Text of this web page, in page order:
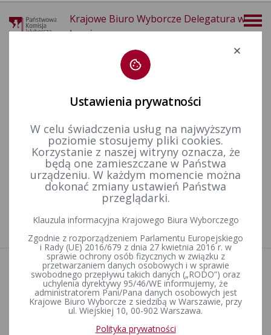
Krajowe Biuro Wyborcze Delegatura w
Łomży
Wybory samorządowe i referenda lokalne Wybory samorządowe w 2018&nbsp;r.
Aktualności
Wydarzenia
Informacje
Wyjaśnienia, stanowiska, komunikaty
Uchwały
Ustawienia prywatności
W celu świadczenia usług na najwyższym
poziomie stosujemy pliki cookies.
Korzystanie z naszej witryny oznacza, że
będą one zamieszczane w Państwa
urządzeniu. W każdym momencie można
dokonać zmiany ustawień Państwa
przeglądarki.
Klauzula informacyjna Krajowego Biura Wyborczego
Zgodnie z rozporządzeniem Parlamentu Europejskiego
i Rady (UE) 2016/679 z dnia 27 kwietnia 2016 r. w
sprawie ochrony osób fizycznych w związku z
przetwarzaniem danych osobowych i w sprawie
swobodnego przepływu takich danych („RODO”) oraz
uchylenia dyrektywy 95/46/WE informujemy, że
administratorem Pani/Pana danych osobowych jest
Krajowe Biuro Wyborcze z siedzibą w Warszawie, przy
ul. Wiejskiej 10, 00-902 Warszawa.
Polityka prywatności